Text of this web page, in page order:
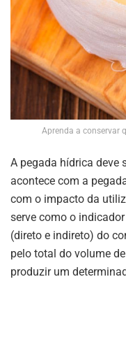
Aprenda a conservar
A pegada hídrica deve
acontece com a
com o impacto da
serve como o
(direto e indireto) do
pelo total do volume
produzir um